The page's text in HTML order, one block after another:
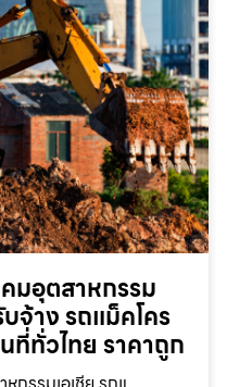
มอุตสาหกรรม
บจ้าง รถแม็คโคร
ที่ทั่วไทย ราคาถูก